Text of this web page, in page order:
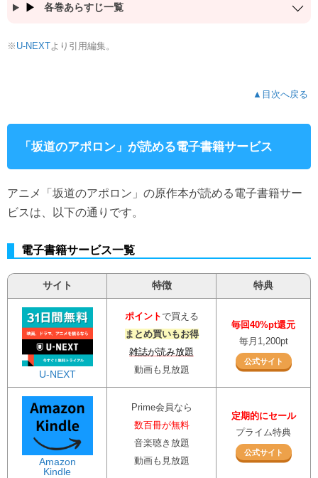
各巻あらすじ一覧
※ U-NEXTより引用編集。
▲目次へ戻る
「坂道のアポロン」が読める電子書籍サービス
アニメ「坂道のアポロン」の原作本が読める電子書籍サー
ビスは、以下の通りです。
電子書籍サービス一覧
サイト 特徴 特典
U-NEXT
ポイントで買える
まとめ買いもお得
雑誌が読み放題
動画も見放題
毎回40%pt還元
毎月1,200pt
公式サイト
Amazon
Kindle
Prime会員なら
数百冊が無料
音楽聴き放題
動画も見放題
定期的にセール
プライム特典
公式サイト